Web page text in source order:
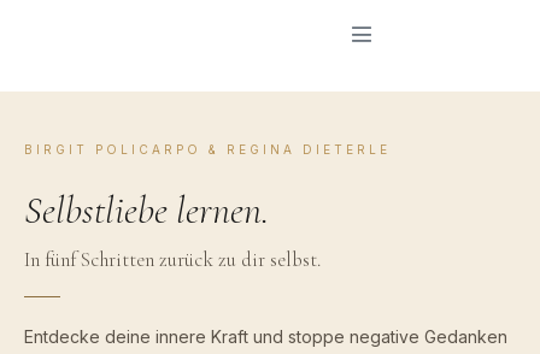
BIRGIT POLICARPO & REGINA DIETERLE
Selbstliebe lernen.
In fünf Schritten zurück zu dir selbst.
Entdecke deine innere Kraft und stoppe negative Gedanken